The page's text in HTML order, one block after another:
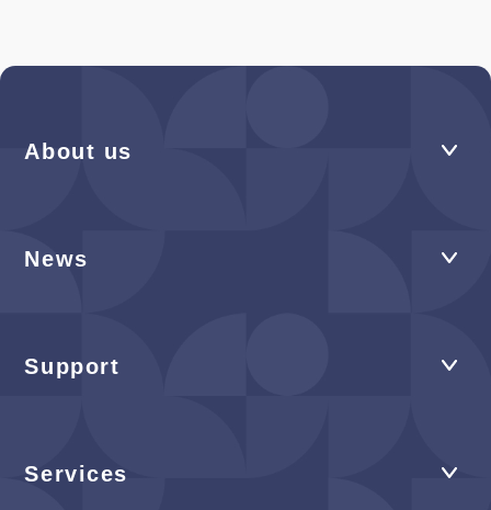
About us
News
Support
Services